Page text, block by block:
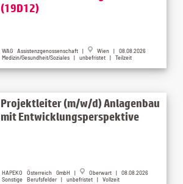
(19D12)
WAG Assistenzgenossenschaft | Wien | 08.08.2026
Medizin/Gesundheit/Soziales | unbefristet | Teilzeit
Projektleiter (m/w/d) Anlagenbau
mit Entwicklungsperspektive
HAPEKO Österreich GmbH | Oberwart | 08.08.2026
Sonstige Berufsfelder | unbefristet | Vollzeit